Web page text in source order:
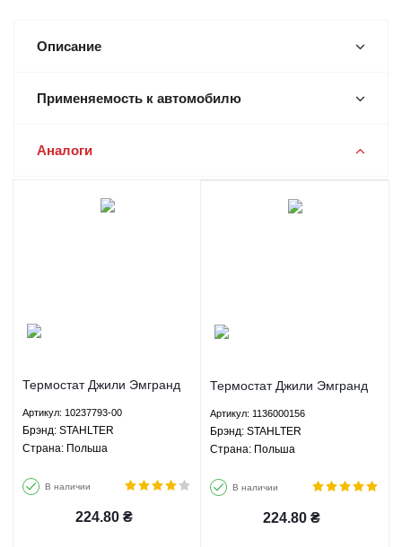
Описание
Применяемость к автомобилю
Аналоги
Термостат Джили Эмгранд
Лифан Х60 STAHLTER
10237793-00
Артикул: 10237793-00
Брэнд: STAHLTER
Страна: Польша
В наличии
224.80 ₴
Термостат Джили Эмгранд
Лифан Х60 STAHLTER
1136000156
Артикул: 1136000156
Брэнд: STAHLTER
Страна: Польша
В наличии
224.80 ₴